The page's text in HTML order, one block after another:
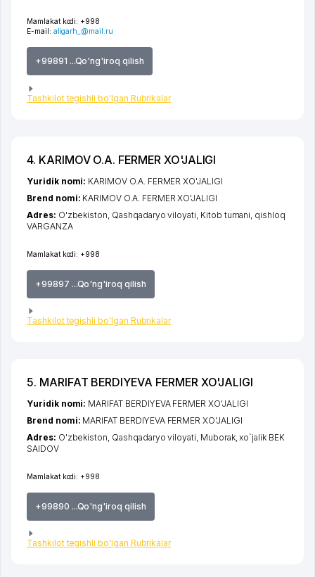
Mamlakat kodi: +998
E-mail: aligarh_@mail.ru
+99891 ...Qo'ng'iroq qilish
Tashkilot tegishli bo'lgan Rubrikalar
4. KARIMOV O.A. FERMER XO'JALIGI
Mamlakat kodi: +998
+99897 ...Qo'ng'iroq qilish
Tashkilot tegishli bo'lgan Rubrikalar
Yuridik nomi: KARIMOV O.A. FERMER XO'JALIGI
Brend nomi: KARIMOV O.A. FERMER XO'JALIGI
Adres: O'zbekiston, Qashqadaryo viloyati Kitob tumani qishloq
VARGANZA
5. MARIFAT BERDIYEVA FERMER XO'JALIGI
Mamlakat kodi: +998
+99890 ...Qo'ng'iroq qilish
Tashkilot tegishli bo'lgan Rubrikalar
Yuridik nomi: MARIFAT BERDIYEVA FERMER XO'JALIGI
Brend nomi: MARIFAT BERDIYEVA FERMER XO'JALIGI
Adres: O'zbekiston, Qashqadaryo viloyati Muborak,xo`jalik BEK
SAIDOV